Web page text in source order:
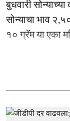
बुधवारी
सोन्याचा भाव
१० ग्रॅम या एका